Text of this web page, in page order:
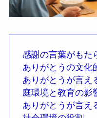
感謝の言葉がもた
ありがとうの文化
ありがとうが言え
庭環境と教育の影
ありがとうが言え